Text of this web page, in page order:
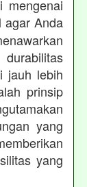
mengenai
agar Anda
jauh lebih
prinsip
yang
yang